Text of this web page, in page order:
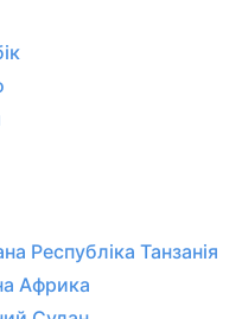
Республіка Танзанія
Африка